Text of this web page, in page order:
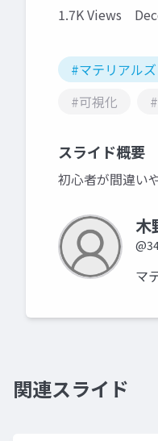
1.7K Views
#マテリアル
#可視化
スライド概要
初心者が間違い
木
マ
関連スライド